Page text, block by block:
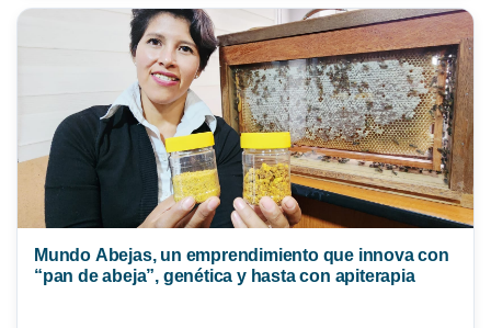
Mundo Abejas, un emprendimiento que innova con
“pan de abeja”, genética y hasta con apiterapia